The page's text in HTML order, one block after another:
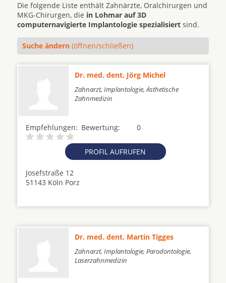
Die folgende Liste enthält Zahnärzte, Oralchirurgen und
MKG-Chirurgen, die in Lohmar auf 3D
computernavigierte Implantologie spezialisiert sind.
Suche ändern (öffnen/schließen)
Dr. med. dent. Jörg Michel
Zahnarzt, Implantologie, Ästhetische
Zahnmedizin
Empfehlungen: 0
Bewertung:
PROFIL AUFRUFEN
Josefstraße 12
51143 Köln Porz
Dr. med. dent. Martin Tigges
Zahnarzt, Implantologie, Parodontologie,
Laserzahnmedizin